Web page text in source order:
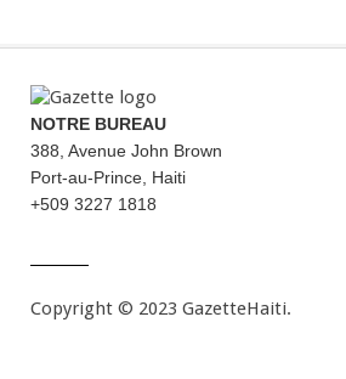
NOTRE BUREAU
388, Avenue John Brown
Port-au-Prince, Haiti
+509 3227 1818
Copyright © 2023 GazetteHaiti.